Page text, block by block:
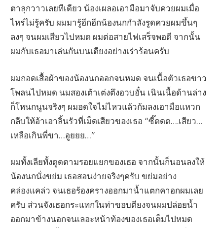
ตาลุกวาวเลยทีเดียว น้องเผลอเอามือมาจับควยผมเมื่อ
ไหร่ไม่รู้ครับ ผมมารู้อีกอีกน้องนกกำลังรูดควยผมขึ้นๆ
ลงๆ จนผมเสียวไปหมด ผมต่อสายไฟเสร็จพอดี จากนั้น
ผมกับเธอมาเล่นกันบนเตียงอย่างเร่าร้อนครับ
ผมถอดเสื้อผ้าของน้องนกออกจนหมด จนเนื้อตัวเธอขาว
โพลนไปหมด นมสองเต้าเต่งตึงอวบอั๋น เนินเนื้อด้านล่าง
ก็โหนกนูนจริงๆ ผมอดใจไม่ไหวแล้วก้มลงเอามือแหวก
กลีบให้อ้าเอาลิ้นรัวที่เม็ดเสียวของเธอ “ซี๊ดดด….เสียว…
เหลือเกินพี่ขา…อูยยย…”
ผมทั้งเลียทั้งดูดตามรอยแยกของเธอ จากนั้นก็นอนลงให้
น้องนกนั่งขย่ม เธอสอนง่ายจริงๆครับ ขย่มอย่าง
คล่องแคล่ว จนเธอร้องครางออกมาน้ำแตกคาอกผมเลย
ครับ ส่วนจังเธอกระแทกในท่าขอบตียงจนผมปล่อยน้ำ
ออกมาข้างนอกจนเลอะหน้าท้องของเธอเต็มไปหมด